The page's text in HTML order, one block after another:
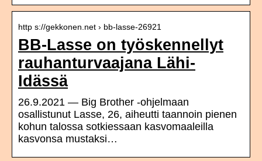
http s://gekkonen.net › bb-lasse-26921
BB-Lasse on työskennellyt
rauhanturvaajana Lähi-
Idässä
26.9.2021 — Big Brother -ohjelmaan
osallistunut Lasse, 26, aiheutti taannoin pienen
kohun talossa sotkiessaan kasvomaaleilla
kasvonsa mustaksi…